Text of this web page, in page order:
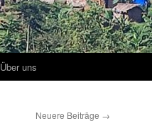
Über uns
Neuere Beiträge →